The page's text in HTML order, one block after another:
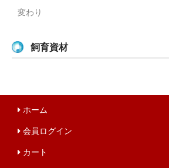
変わり
飼育資材
ホーム
会員ログイン
カート